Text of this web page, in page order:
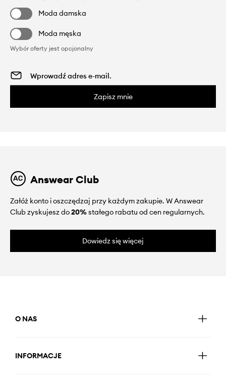
Moda damska
Moda męska
Wybór oferty jest opcjonalny
Zapisz mnie
Answear Club
Załóż konto i oszczędzaj przy każdym zakupie. W Answear
Club zyskujesz do20%stałego rabatu od cen regularnych.
Dowiedz się więcej
O NAS
INFORMACJE